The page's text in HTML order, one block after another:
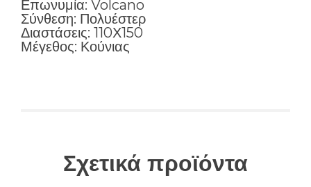
Επωνυμία: Volcano
Σύνθεση: Πολυέστερ
Διαστάσεις: 110Χ150
Μέγεθος: Κούνιας
Σχετικά προϊόντα